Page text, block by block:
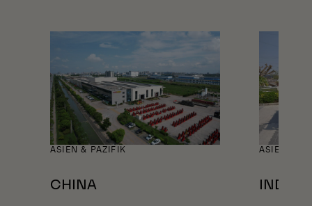
ASIEN & PAZIFIK
CHINA
ASIEN &
INDIEN